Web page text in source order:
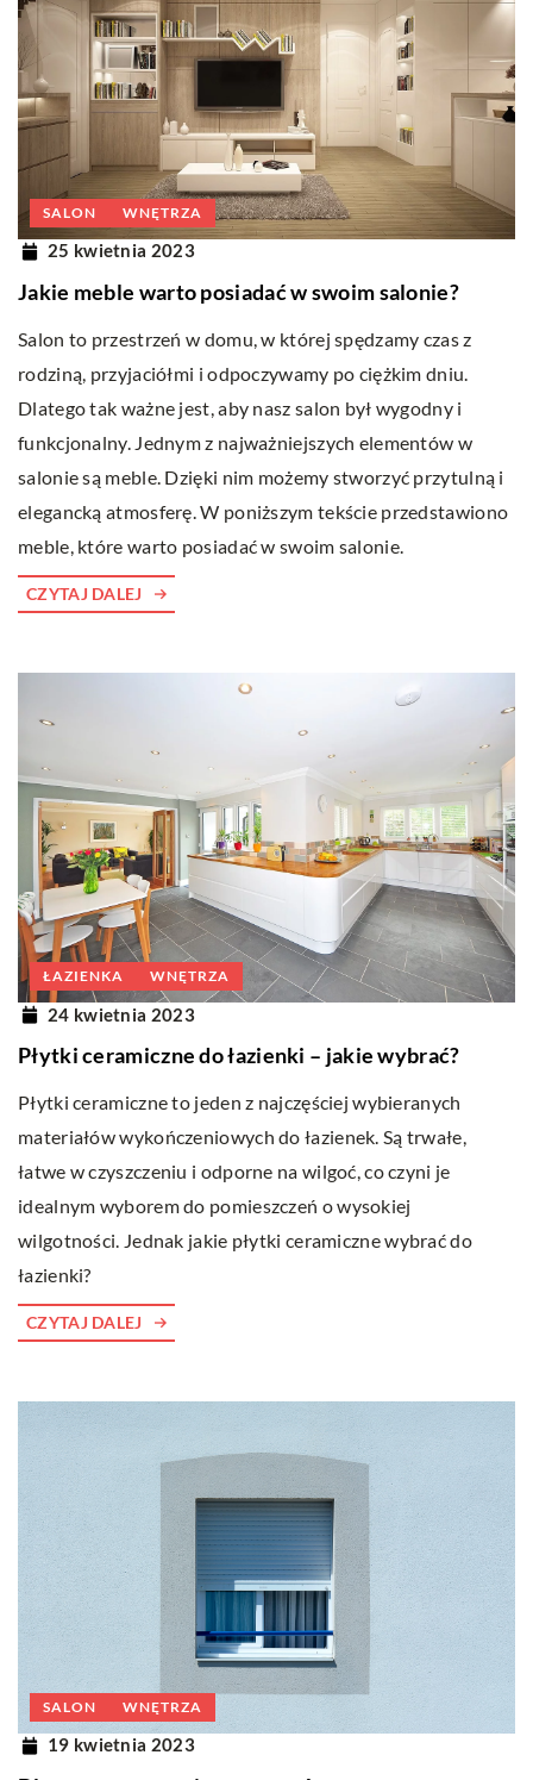
SALON WNĘTRZA
25 kwietnia 2023
Jakie meble warto posiadać w swoim salonie?
Salon to przestrzeń w domu, w której spędzamy czas z
rodziną, przyjaciółmi i odpoczywamy po ciężkim dniu.
Dlatego tak ważne jest, aby nasz salon był wygodny i
funkcjonalny. Jednym z najważniejszych elementów w
salonie są meble. Dzięki nim możemy stworzyć przytulną i
elegancką atmosferę. W poniższym tekście przedstawiono
meble, które warto posiadać w swoim salonie.
CZYTAJ DALEJ
ŁAZIENKA WNĘTRZA
24 kwietnia 2023
Płytki ceramiczne do łazienki – jakie wybrać?
Płytki ceramiczne to jeden z najczęściej wybieranych
materiałów wykończeniowych do łazienek. Są trwałe,
łatwe w czyszczeniu i odporne na wilgoć, co czyni je
idealnym wyborem do pomieszczeń o wysokiej
wilgotności. Jednak jakie płytki ceramiczne wybrać do
łazienki?
CZYTAJ DALEJ
SALON WNĘTRZA
19 kwietnia 2023